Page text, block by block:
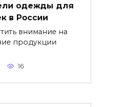
одежды для
в России
внимание на
продукции
16